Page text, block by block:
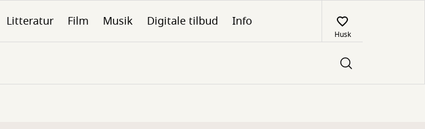
Litteratur Film Musik Digitale tilbud Info
Husk